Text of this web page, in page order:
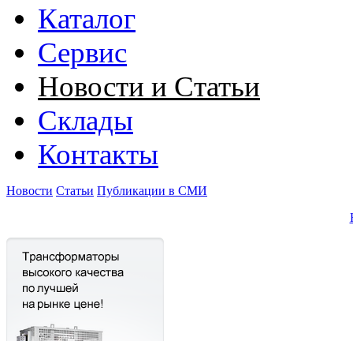
Каталог
Сервис
Новости и Статьи
Склады
Контакты
Новости Статьи Публикации в СМИ